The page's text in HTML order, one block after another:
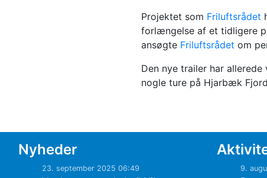
Projektet som Friluftsrådet
forlængelse af et tidligere
ansøgte Friluftsrådet om
Den nye trailer har
nogle ture på Hjarbæk
Nyheder
23. september 2025 06:49 9.